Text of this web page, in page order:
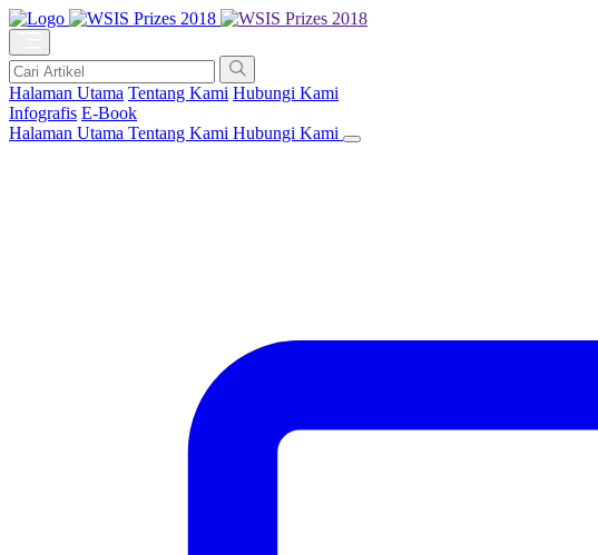
Halaman Utama Tentang Kami Hubungi Kami
Infografis E-Book
Halaman Utama Tentang Kami Hubungi Kami